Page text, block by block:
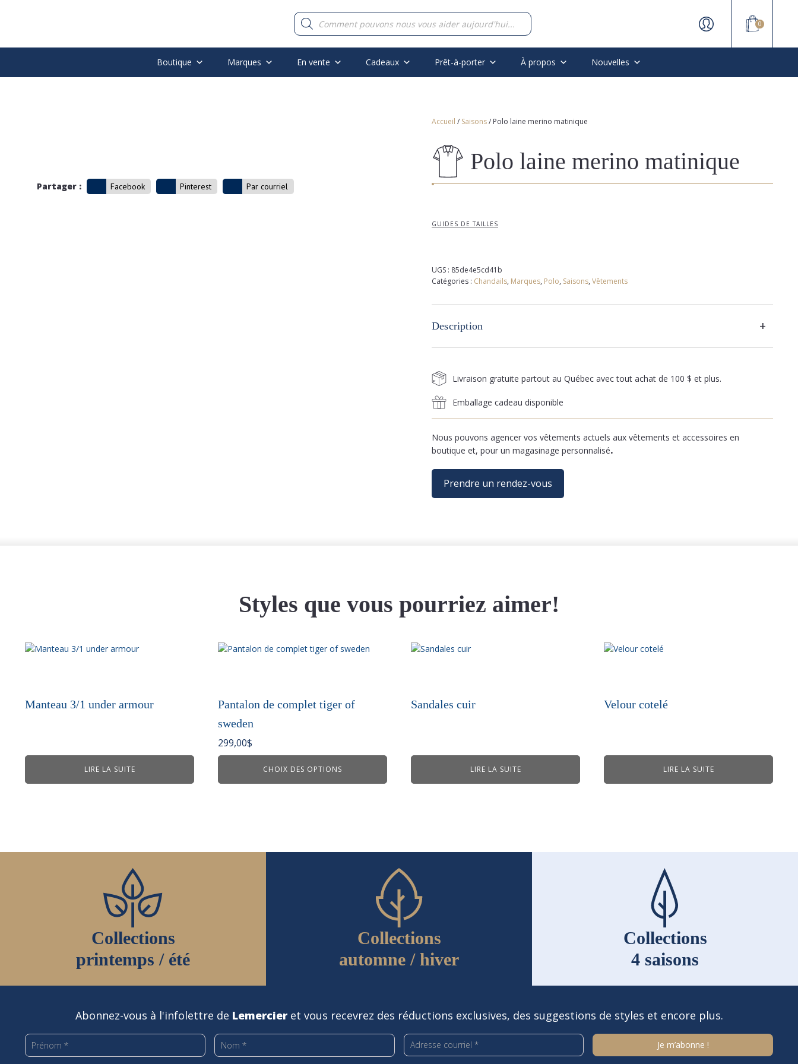
Recherche
de
produits
0
Boutique Marques En vente Cadeaux Prêt-à-porter À propos Nouvelles
Partager : Facebook Pinterest Par courriel
Accueil / Saisons/ Polo laine merino matinique
Polo laine merino matinique
GUIDES DE TAILLES
UGS : 85de4e5cd41b
Catégories : Chandails, Marques, Polo, Saisons, Vêtements
Description +
Livraison gratuite partout au Québec avec tout achat de 100 $ et plus.
Emballage cadeau disponible
Nous pouvons agencer vos vêtements actuels aux vêtements et accessoires en
boutique et, pour un magasinage personnalisé.
Prendre un rendez-vous
Styles que vous pourriez aimer!
Manteau 3/1 under armour
LIRE LA SUITE
Pantalon de complet tiger of
sweden
299,00$
CHOIX DES OPTIONS
Ce
variations.
options
peuvent
être
sur
Sandales cuir
LIRE LA SUITE
Velour cotelé
LIRE LA SUITE
Collections
printemps / été
Collections
automne / hiver
Collections
4 saisons
Abonnez-vous à l'infolettre de Lemercieret vous recevrez des réductions exclusives, des suggestions de styles et encore plus.